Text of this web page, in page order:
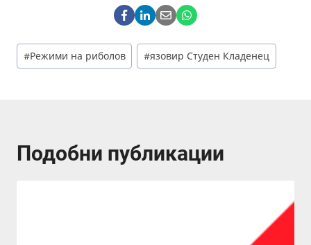
Post
Tags:
#Режими на риболов #язовир Студен Кладенец
Подобни публикации